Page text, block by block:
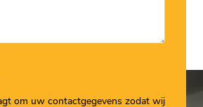
om uw contactgegevens zodat wij